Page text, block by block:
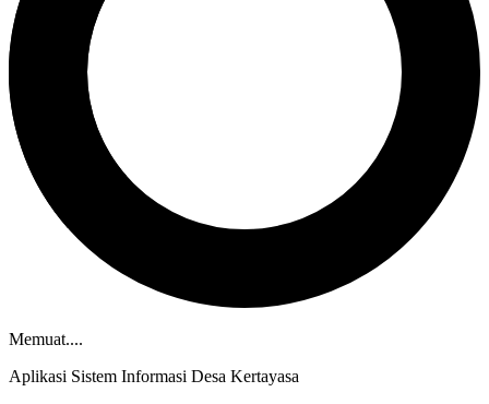
Memuat....
Aplikasi Sistem Informasi Desa Kertayasa